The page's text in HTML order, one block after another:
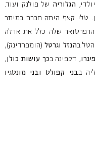
הגלוריה של פולנק ועוד.
טלי קצף היתה חברה במיתר
שלה כלל את אדלה
הטל בהנזל וגרטל (הומפרדינק),
, דספינה בכך עושות כולן,
בבני קפולט ובני מונטגיו